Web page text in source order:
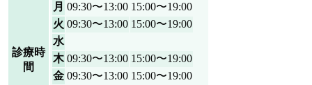
診療時
間
月 09:30〜13:00 15:00〜19:00
火 09:30〜13:00 15:00〜19:00
水
木 09:30〜13:00 15:00〜19:00
金 09:30〜13:00 15:00〜19:00